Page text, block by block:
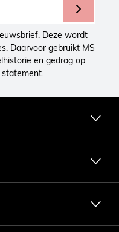
Deze wordt
Daarvoor gebruikt MS
en gedrag op
statement.